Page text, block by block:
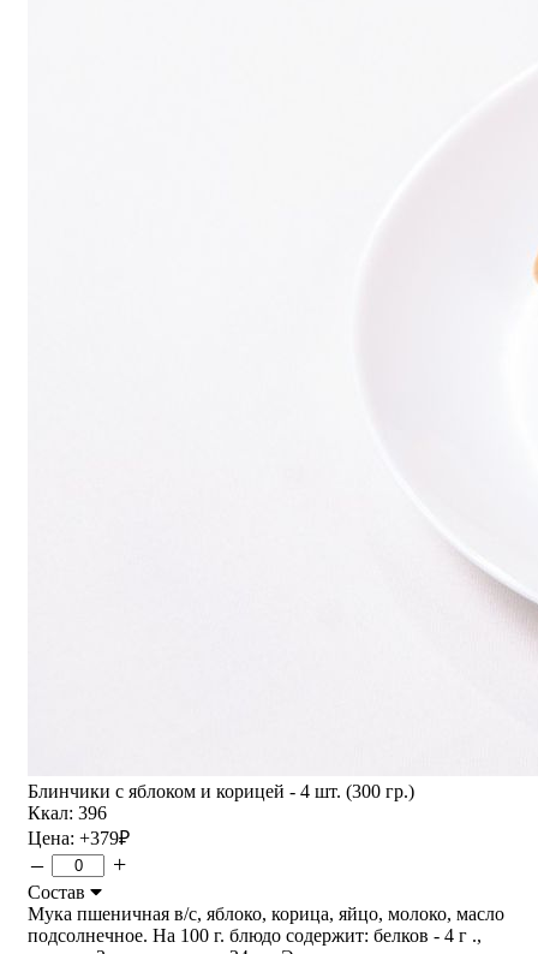
Блинчики с яблоком и корицей - 4 шт. (300 гр.)
Ккал: 396
Цена: +379₽
– +
Состав
Мука пшеничная в/с, яблоко, корица, яйцо, молоко, масло
подсолнечное. На 100 г. блюдо содержит: белков - 4 г .,